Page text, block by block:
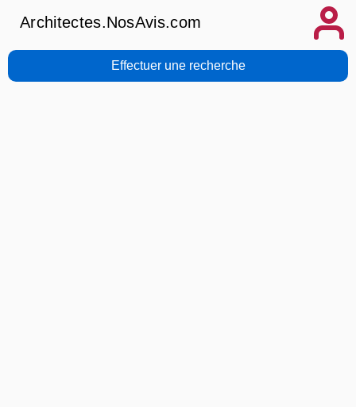
Architectes.NosAvis.com
Effectuer une recherche